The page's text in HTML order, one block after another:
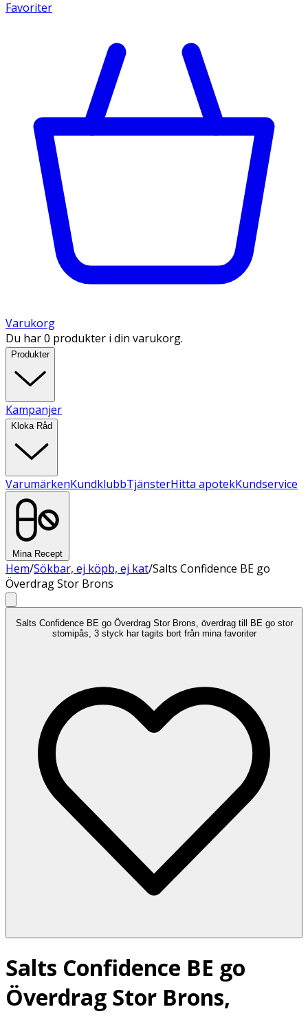
Favoriter
Varukorg
Du har 0 produkter i din varukorg.
Produkter
Kampanjer
Kloka Råd
VarumärkenKundklubbTjänsterHitta apotekKundservice
Mina Recept
Hem/Sökbar, ej köpb, ej kat/Salts Confidence BE go
Överdrag Stor Brons
Salts Confidence BE go Överdrag Stor Brons, överdrag till BE go stor
stomipås, 3 styck har tagits bort från mina favoriter
Salts Confidence BE go
Överdrag Stor Brons,